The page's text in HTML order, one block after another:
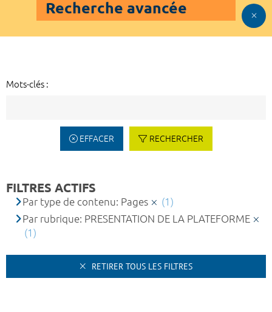
Recherche avancée
Mots-clés :
EFFACER RECHERCHER
FILTRES ACTIFS
Par type de contenu: Pages
(1)
Par rubrique: PRESENTATION DE LA PLATEFORME
(1)
RETIRER TOUS LES FILTRES